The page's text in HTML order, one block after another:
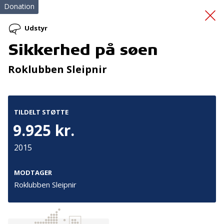
Videre med håbet
Donation
Udstyr
Sikkerhed på søen
Roklubben Sleipnir
TILDELT STØTTE
9.925 kr.
2015
MODTAGER
Roklubben Sleipnir
Tilmeld nyhedsbrev
De seneste nyheder om TrygFondens og TryghedsGruppens
aktiviteter direkte i din indbakke.
Tilmeld